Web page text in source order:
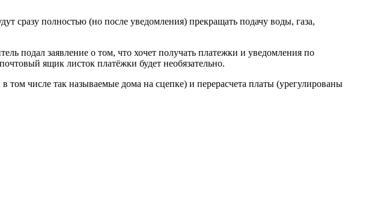
сразу полностью (но после уведомления) прекращать подачу воды, газа,
подал заявление о том, что хочет получать платежки и уведомления по
ящик листок платёжки будет необязательно.
числе так называемые дома на сцепке) и перерасчета платы (урегулированы